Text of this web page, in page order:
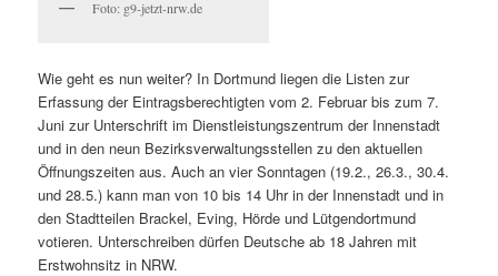
Foto: g9-jetzt-nrw.de
Wie geht es nun weiter? In Dortmund liegen die Listen zur
Erfassung der Eintragsberechtigten vom 2. Februar bis zum 7.
Juni zur Unterschrift im Dienstleistungszentrum der Innenstadt
und in den neun Bezirksverwaltungsstellen zu den aktuellen
Öffnungszeiten aus. Auch an vier Sonntagen (19.2., 26.3., 30.4.
und 28.5.) kann man von 10 bis 14 Uhr in der Innenstadt und in
den Stadtteilen Brackel, Eving, Hörde und Lütgendortmund
votieren. Unterschreiben dürfen Deutsche ab 18 Jahren mit
Erstwohnsitz in NRW.